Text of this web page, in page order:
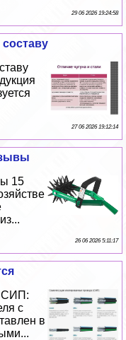
29 06 2026 19:24:58
27 06 2026 19:12:14
15
26 06 2026 5:11:17
СИП:
с
в